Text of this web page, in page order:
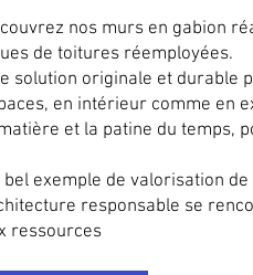
nos murs en gabion
de toitures réemployées.
solution originale et durable
en intérieur comme en
et la patine du temps,
bel exemple de valorisation
responsable se
ressources